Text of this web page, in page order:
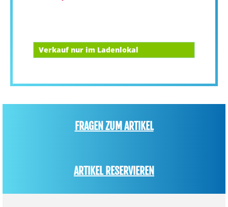
Verkauf nur im Ladenlokal
FRAGEN ZUM ARTIKEL
ARTIKEL RESERVIEREN